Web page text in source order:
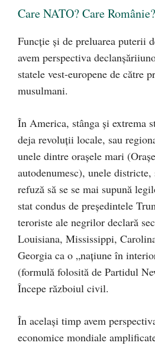
Care NATO? Care Românie?
Funcţie şi de preluarea puterii
avem perspectiva
statele vest-europene de către
musulmani.
În America, stânga şi extrema
deja revoluţii locale, sau
unele dintre oraşele mari
autodenumesc), unele
refuză să se se mai supună
stat condus de preşedintele
teroriste ale negrilor declară
Louisiana, Mississippi,
Georgia ca o „naţiune în
(formulă folosită de Partidul
Începe războiul civil.
În acelaşi timp avem
economice mondiale